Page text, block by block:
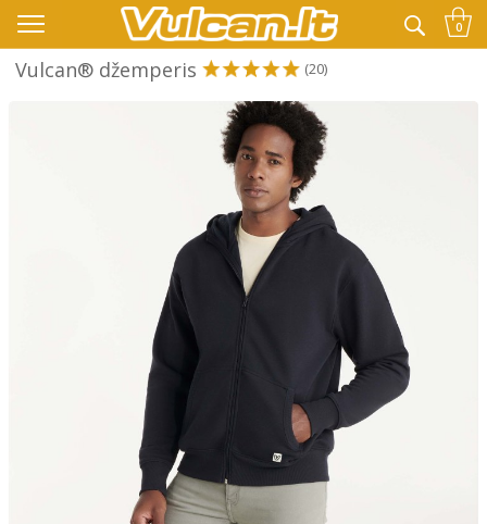
👉 -10% KODAS VISKAM PAPILDOMAI: VASARA 0
Vulcan® džemperis (20)